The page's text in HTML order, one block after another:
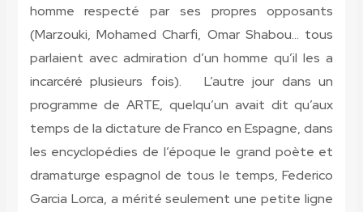
homme respecté par ses propres opposants
(Marzouki, Mohamed Charfi, Omar Shabou… tous
parlaient avec admiration d’un homme qu’il les a
incarcéré plusieurs fois). L’autre jour dans un
programme de ARTE, quelqu’un avait dit qu’aux
temps de la dictature de Franco en Espagne, dans
les encyclopédies de l’époque le grand poète et
dramaturge espagnol de tous le temps, Federico
Garcia Lorca, a mérité seulement une petite ligne